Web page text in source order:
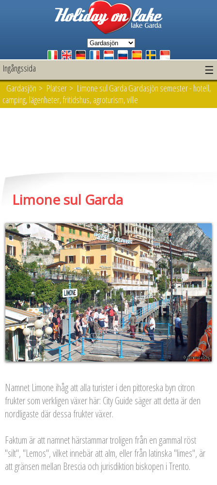
Ingångssida ☰
Gardasjön > Platser > Limone sul Garda Gardasjön semester - hotell,
camping, lägenheter, fritidshus, agroturism, ville
Limone sul Garda
Namnet Limone ihåg att alla turister i den pittoreska byn citron
frukter som verkligen växer här: City Guide säger att detta är den
nordligaste där dessa frukter växer.
Faktum är att namnet härstammar troligen från en gammal röst
"silt", "Lemos", vilket innebär att alm, eller från latinska "limes", är
att gränsen mellan Brescia och jurisdiktion biskopen i Trento.